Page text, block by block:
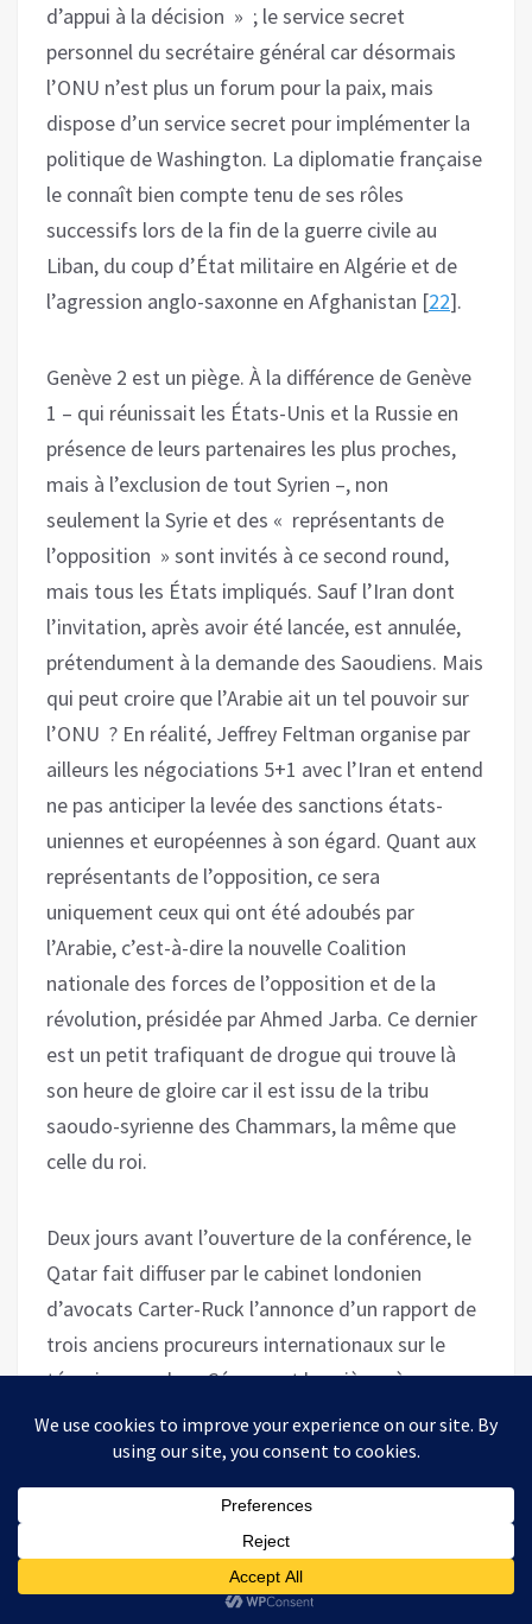
d’appui à la décision » ; le service secret
personnel du secrétaire général car désormais
l’ONU n’est plus un forum pour la paix, mais
dispose d’un service secret pour implémenter la
politique de Washington. La diplomatie française
le connaît bien compte tenu de ses rôles
successifs lors de la fin de la guerre civile au
Liban, du coup d’État militaire en Algérie et de
l’agression anglo-saxonne en Afghanistan [22].
Genève 2 est un piège. À la différence de Genève
1 – qui réunissait les États-Unis et la Russie en
présence de leurs partenaires les plus proches,
mais à l’exclusion de tout Syrien –, non
seulement la Syrie et des « représentants de
l’opposition » sont invités à ce second round,
mais tous les États impliqués. Sauf l’Iran dont
l’invitation, après avoir été lancée, est annulée,
prétendument à la demande des Saoudiens. Mais
qui peut croire que l’Arabie ait un tel pouvoir sur
l’ONU ? En réalité, Jeffrey Feltman organise par
ailleurs les négociations 5+1 avec l’Iran et entend
ne pas anticiper la levée des sanctions états-
uniennes et européennes à son égard. Quant aux
représentants de l’opposition, ce sera
uniquement ceux qui ont été adoubés par
l’Arabie, c’est-à-dire la nouvelle Coalition
nationale des forces de l’opposition et de la
révolution, présidée par Ahmed Jarba. Ce dernier
est un petit trafiquant de drogue qui trouve là
son heure de gloire car il est issu de la tribu
saoudo-syrienne des Chammars, la même que
celle du roi.
Deux jours avant l’ouverture de la conférence, le
Qatar fait diffuser par le cabinet londonien
d’avocats Carter-Ruck l’annonce d’un rapport de
trois anciens procureurs internationaux sur le
témoignage de « César » et les pièces à
conviction qu’il leur a remises [23]. « César »
déclare être un officier de la police militaire
syrienne, habituellement chargé de
durant le conflit photographié, dans des
morgues d’hôpitaux militaires, les victimes du «